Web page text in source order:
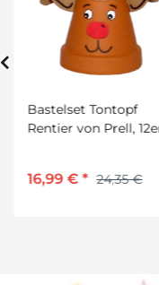
Bastelset Tontopf
Rentier von Prell, 12er
16,99 €* 24,35 €